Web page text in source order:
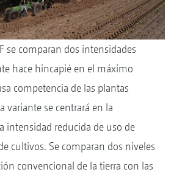
se comparan dos intensidades
hace hincapié en el máximo
competencia de las plantas
variante se centrará en la
intensidad reducida de uso de
cultivos. Se comparan dos niveles
convencional de la tierra con las